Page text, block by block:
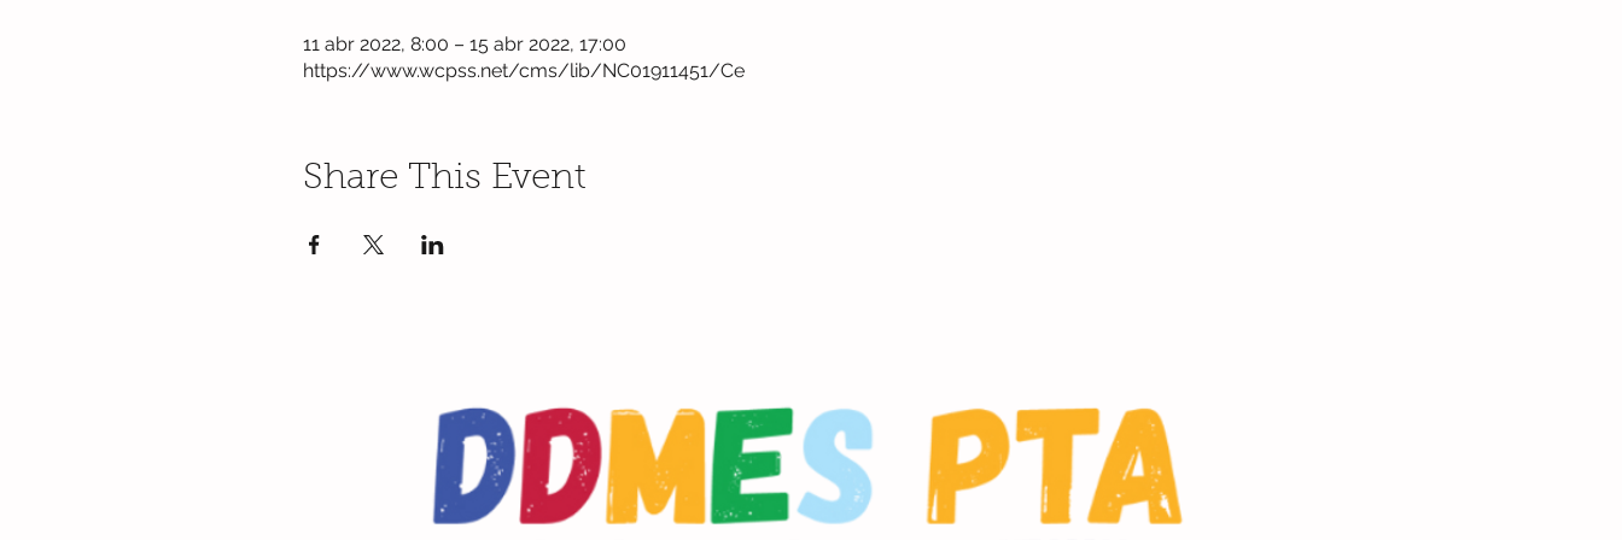
11 abr 2022, 8:00 – 15 abr 2022, 17:00
https://www.wcpss.net/cms/lib/NC01911451/Ce
Share This Event